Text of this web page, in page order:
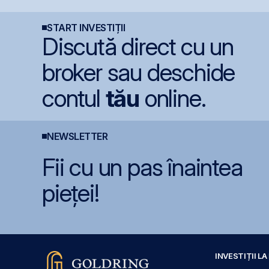
START INVESTIȚII
Discută direct cu un
broker sau deschide
contul tău online.
NEWSLETTER
Fii cu un pas înaintea
pieței!
INVESTIȚII LA